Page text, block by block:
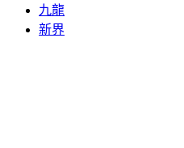
九龍
新界